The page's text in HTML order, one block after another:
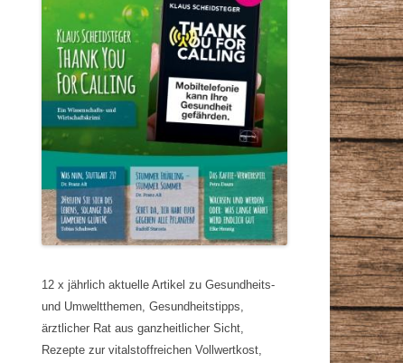
12 x jährlich aktuelle Artikel zu Gesundheits-
und Umweltthemen, Gesundheitstipps,
ärztlicher Rat aus ganzheitlicher Sicht,
Rezepte zur vitalstoffreichen Vollwertkost,